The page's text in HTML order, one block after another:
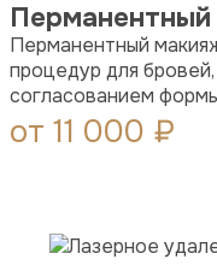
Перманентный
процедур для
согласованием
от 11 000 ₽